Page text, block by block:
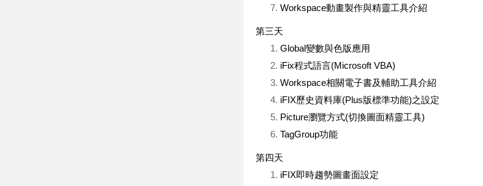
Workspace動畫製作與精靈工具介紹
第三天
Global變數與色版應用
iFix程式語言(Microsoft VBA)
Workspace相關電子書及輔助工具介紹
iFIX歷史資料庫(Plus版標準功能)之設定
Picture瀏覽方式(切換圖面精靈工具)
TagGroup功能
第四天
iFIX即時趨勢圖畫面設定